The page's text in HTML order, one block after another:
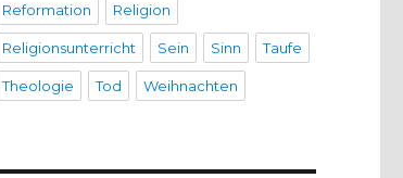
Reformation Religion
Religionsunterricht Sein Sinn Taufe
Theologie Tod Weihnachten